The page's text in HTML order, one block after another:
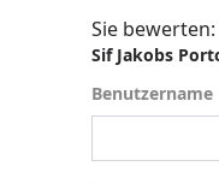
Sie bewerten:
Sif Jakobs
Benutzername
Benutzername